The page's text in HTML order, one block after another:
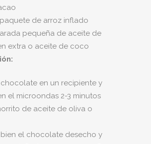
de arroz inflado
pequeña de aceite de
extra o aceite de coco
en un recipiente y
el microondas 2-3 minutos
de aceite de oliva o
bien el chocolate desecho y